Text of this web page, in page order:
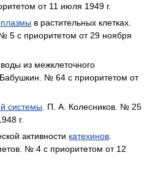
от 11 июля 1949 г.
в растительных клетках.
5 с приоритетом от 29 ноября
из межклеточного
Бабушкин. № 64 с приоритетом от
системы . П. А. Колесников. № 25
г.
активности катехинов
№ 4 с приоритетом от 12